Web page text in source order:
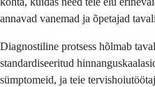
annavad vanemad ja õpetajad
Diagnostiline protsess hõlmab
standardiseeritud
sümptomeid, ja teie